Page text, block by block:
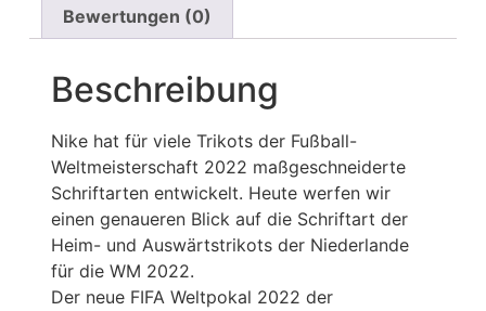
Bewertungen (0)
Beschreibung
Nike hat für viele Trikots der Fußball-
Weltmeisterschaft 2022 maßgeschneiderte
Schriftarten entwickelt. Heute werfen wir
einen genaueren Blick auf die Schriftart der
Heim- und Auswärtstrikots der Niederlande
für die WM 2022.
Der neue FIFA Weltpokal 2022 der